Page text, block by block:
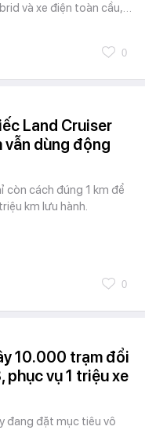
và xe điện toàn cầu,…
0
Land Cruiser
vẫn dùng động
còn cách đúng 1 km để
km lưu hành.
0
10.000 trạm đổi
phục vụ 1 triệu xe
đang đặt mục tiêu vô